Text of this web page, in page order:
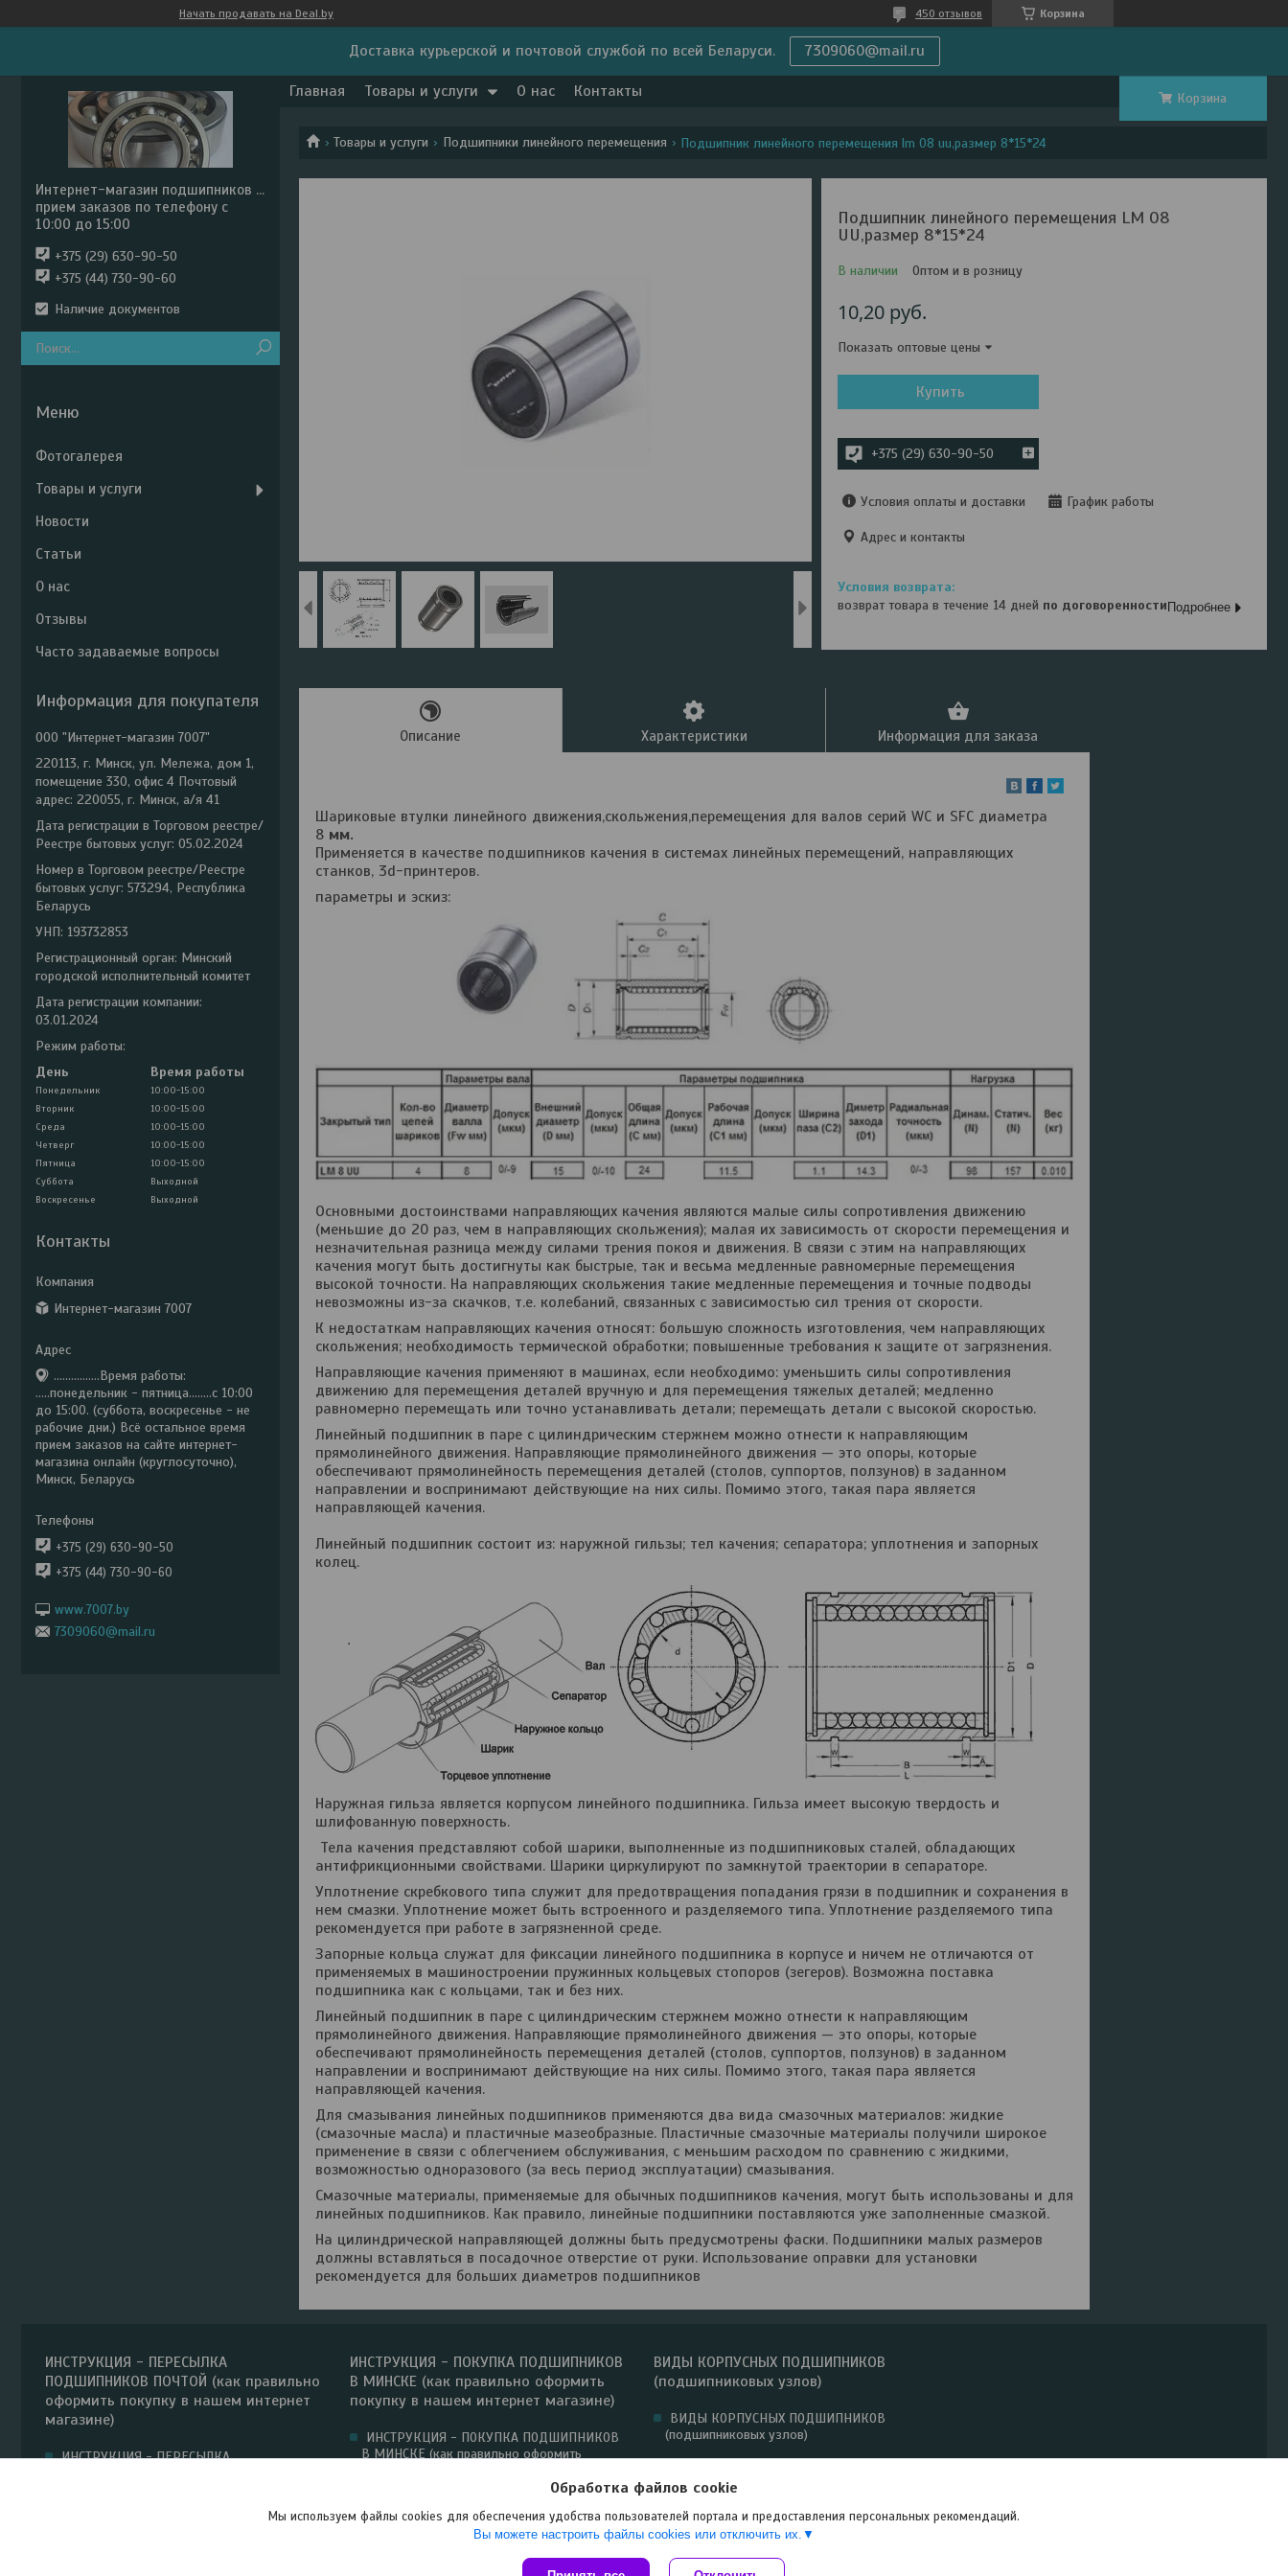
Начать продавать на Deal.by Корзина
450 отзывов
Доставка курьерской и почтовой службой по всей Беларуси. 7309060@mail.ru
Главная Товары и услуги О нас Контакты Корзина
Товары и услуги Подшипники линейного перемещения Подшипник линейного перемещения lm 08 uu,размер 8*15*24
Подшипник линейного перемещения LM 08
UU,размер 8*15*24
В наличии Оптом и в розницу
10,20 руб.
Показать оптовые цены
Купить
+375 (29) 630-90-50
Условия оплаты и доставки График работы
Адрес и контакты
возврат товара в течение 14 дней по договоренности Подробнее
Описание Характеристики Информация для заказа
Шариковые втулки линейного движения,скольжения,перемещения для валов серий WC и SFC диаметра
8 мм.
Применяется в качестве подшипников качения в системах линейных перемещений, направляющих
станков, 3d-принтеров.
параметры и эскиз:
Основными достоинствами направляющих качения являются малые силы сопротивления движению
(меньшие до 20 раз, чем в направляющих скольжения); малая их зависимость от скорости перемещения и
незначительная разница между силами трения покоя и движения. В связи с этим на направляющих
качения могут быть достигнуты как быстрые, так и весьма медленные равномерные перемещения
высокой точности. На направляющих скольжения такие медленные перемещения и точные подводы
невозможны из-за скачков, т.е. колебаний, связанных с зависимостью сил трения от скорости.
К недостаткам направляющих качения относят: большую сложность изготовления, чем направляющих
скольжения; необходимость термической обработки; повышенные требования к защите от загрязнения.
Направляющие качения применяют в машинах, если необходимо: уменьшить силы сопротивления
движению для перемещения деталей вручную и для перемещения тяжелых деталей; медленно
равномерно перемещать или точно устанавливать детали; перемещать детали с высокой скоростью.
Линейный подшипник в паре с цилиндрическим стержнем можно отнести к направляющим
прямолинейного движения. Направляющие прямолинейного движения — это опоры, которые
обеспечивают прямолинейность перемещения деталей (столов, суппортов, ползунов) в заданном
направлении и воспринимают действующие на них силы. Помимо этого, такая пара является
направляющей качения.
Линейный подшипник состоит из: наружной гильзы; тел качения; сепаратора; уплотнения и запорных
колец.
Наружная гильза является корпусом линейного подшипника. Гильза имеет высокую твердость и
шлифованную поверхность.
Тела качения представляют собой шарики, выполненные из подшипниковых сталей, обладающих
антифрикционными свойствами. Шарики циркулируют по замкнутой траектории в сепараторе.
Уплотнение скребкового типа служит для предотвращения попадания грязи в подшипник и сохранения в
нем смазки. Уплотнение может быть встроенного и разделяемого типа. Уплотнение разделяемого типа
рекомендуется при работе в загрязненной среде.
Запорные кольца служат для фиксации линейного подшипника в корпусе и ничем не отличаются от
применяемых в машиностроении пружинных кольцевых стопоров (зегеров). Возможна поставка
подшипника как с кольцами, так и без них.
Линейный подшипник в паре с цилиндрическим стержнем можно отнести к направляющим
прямолинейного движения. Направляющие прямолинейного движения — это опоры, которые
обеспечивают прямолинейность перемещения деталей (столов, суппортов, ползунов) в заданном
направлении и воспринимают действующие на них силы. Помимо этого, такая пара является
направляющей качения.
Для смазывания линейных подшипников применяются два вида смазочных материалов: жидкие
(смазочные масла) и пластичные мазеобразные. Пластичные смазочные материалы получили широкое
применение в связи с облегчением обслуживания, с меньшим расходом по сравнению с жидкими,
возможностью одноразового (за весь период эксплуатации) смазывания.
Смазочные материалы, применяемые для обычных подшипников качения, могут быть использованы и для
линейных подшипников. Как правило, линейные подшипники поставляются уже заполненные смазкой.
На цилиндрической направляющей должны быть предусмотрены фаски. Подшипники малых размеров
должны вставляться в посадочное отверстие от руки. Использование оправки для установки
рекомендуется для больших диаметров подшипников
Интернет-магазин подшипников ...
прием заказов по телефону с
10:00 до 15:00
+375 (29) 630-90-50
+375 (44) 730-90-60
Наличие документов
Фотогалерея
Товары и услуги
Новости
Статьи
О нас
Отзывы
Часто задаваемые вопросы
Информация для покупателя
ООО "Интернет-магазин 7007"
220113, г. Минск, ул. Мележа, дом 1,
помещение 330, офис 4 Почтовый
адрес: 220055, г. Минск, а/я 41
Дата регистрации в Торговом реестре/
Реестре бытовых услуг: 05.02.2024
Номер в Торговом реестре/Реестре
бытовых услуг: 573294, Республика
Беларусь
УНП: 193732853
Регистрационный орган: Минский
городской исполнительный комитет
Дата регистрации компании:
03.01.2024
Режим работы:
День
Время работы
Понедельник
10:00-15:00
Вторник
10:00-15:00
Среда
10:00-15:00
Четверг
10:00-15:00
Пятница
10:00-15:00
Суббота
Выходной
Воскресенье
Выходной
Контакты
Интернет-магазин 7007
................Время работы:
.....понедельник - пятница........с 10:00
до 15:00. (суббота, воскресенье - не
рабочие дни.) Всё остальное время
прием заказов на сайте интернет-
магазина онлайн (круглосуточно),
Минск, Беларусь
+375 (29) 630-90-50
+375 (44) 730-90-60
www.7007.by
7309060@mail.ru
ИНСТРУКЦИЯ - ПЕРЕСЫЛКА
ПОДШИПНИКОВ ПОЧТОЙ (как правильно
оформить покупку в нашем интернет
магазине)
ИНСТРУКЦИЯ - ПЕРЕСЫЛКА
ИНСТРУКЦИЯ - ПОКУПКА ПОДШИПНИКОВ
В МИНСКЕ (как правильно оформить
покупку в нашем интернет магазине)
ИНСТРУКЦИЯ - ПОКУПКА ПОДШИПНИКОВ
В МИНСКЕ (как правильно оформить
ВИДЫ КОРПУСНЫХ ПОДШИПНИКОВ
(подшипниковых узлов)
ВИДЫ КОРПУСНЫХ ПОДШИПНИКОВ
(подшипниковых узлов)
Обработка файлов cookie
Мы используем файлы cookies для обеспечения удобства пользователей портала и предоставления персональных рекомендаций.
Вы можете настроить файлы cookies или отключить их.